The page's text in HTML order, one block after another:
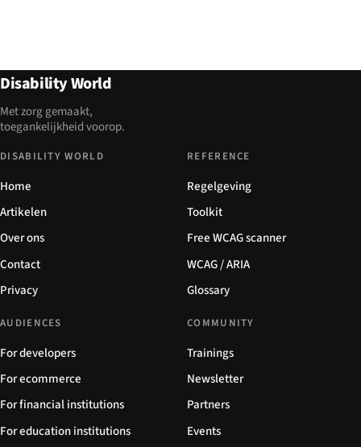
Disability World
Met zorg gemaakt,
toegankelijkheid voorop.
DISABILITY WORLD
Home
Artikelen
Over ons
Contact
Privacy
REFERENCE
Regelgeving
Toolkit
Free WCAG scanner
WCAG / ARIA
Glossary
AUDIENCES
For developers
For ecommerce
For financial institutions
For education institutions
COMMUNITY
Trainings
Newsletter
Partners
Events